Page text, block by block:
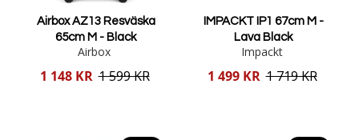
Airbox AZ13 Resväska
65cm M - Black
Airbox
Reducerat
1 148 KR 1 599 KR
IMPACKT IP1 67cm M -
Lava Black
Impackt
Reducerat
1 499 KR 1 719 KR